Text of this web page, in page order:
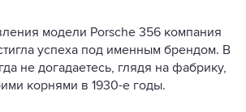
модели Porsche 356 компания
успеха под именным брендом. В
не догадаетесь, глядя на фабрику,
корнями в 1930-е годы.